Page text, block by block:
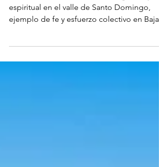
María Auxiliadora: comunidad agrícola y
espiritual en el valle de Santo Domingo,
California Sur.